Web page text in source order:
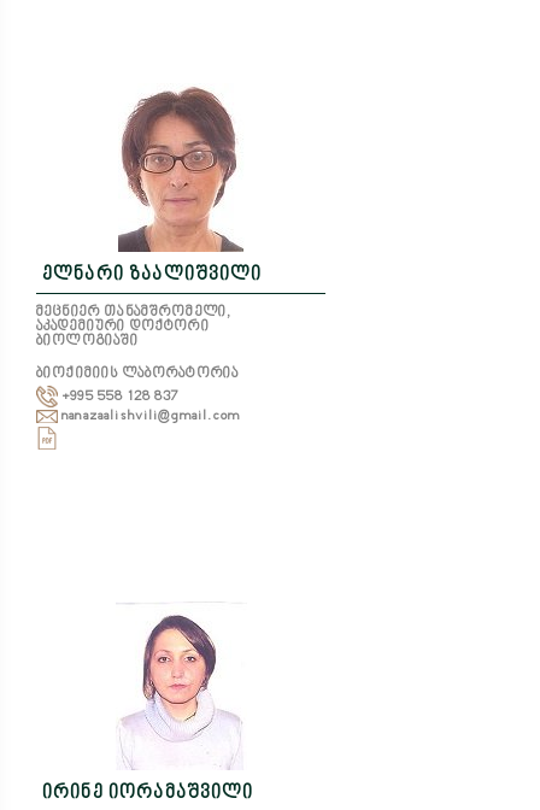
ელნარი ზაალიშვილი
მეცნიერ თანამშრომელი,
აკადემიური დოქტორი
ბიოლოგიაში
ბიოქიმიის ლაბორატორია
+995 558 128 837
nanazaalishvili@gmail.com
ირინე იორამაშვილი